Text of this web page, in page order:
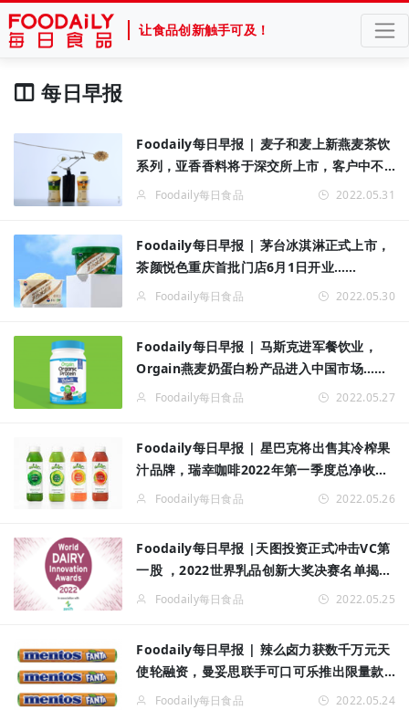
让食品创新触手可及！
每日早报
Foodaily每日早报 | 麦子和麦上新燕麦茶饮
系列，亚香香料将于深交所上市，客户中不
乏玛氏箭牌、亿滋国际等巨头……
Foodaily每日食品 2022.05.31
Foodaily每日早报 | 茅台冰淇淋正式上市，
茶颜悦色重庆首批门店6月1日开业……
Foodaily每日食品 2022.05.30
Foodaily每日早报 | 马斯克进军餐饮业，
Orgain燕麦奶蛋白粉产品进入中国市场……
Foodaily每日食品 2022.05.27
Foodaily每日早报 | 星巴克将出售其冷榨果
汁品牌，瑞幸咖啡2022年第一季度总净收入
24.046亿元……
Foodaily每日食品 2022.05.26
Foodaily每日早报 |天图投资正式冲击VC第
一股 ，2022世界乳品创新大奖决赛名单揭
晓……Foodaily每日食品 2022.05.25
Foodaily每日早报 | 辣么卤力获数千万元天
使轮融资，曼妥思联手可口可乐推出限量款
芬达味糖果……
Foodaily每日食品 2022.05.24